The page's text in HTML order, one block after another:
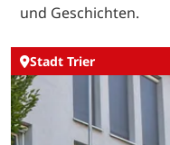
und Geschichten.
Stadt Trier